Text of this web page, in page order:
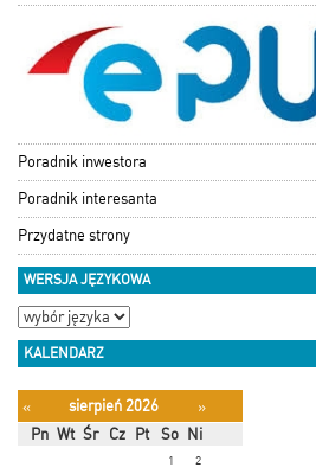
Poradnik inwestora
Poradnik interesanta
Przydatne strony
WERSJA JĘZYKOWA
KALENDARZ
« sierpień 2026
»
Pn Wt Śr Cz Pt So Ni
1
2